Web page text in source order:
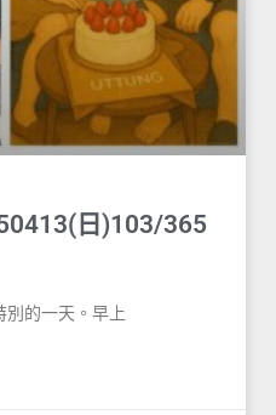
日)103/365
別的一天。早上